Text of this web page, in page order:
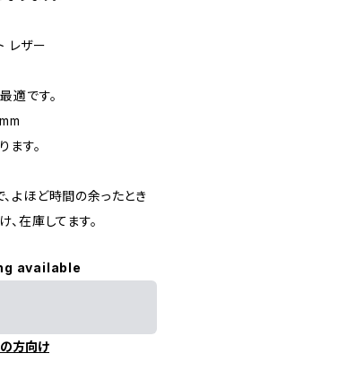
レザー
適です。
す。
よほど時間の余ったとき
在庫してます。
available
方向け